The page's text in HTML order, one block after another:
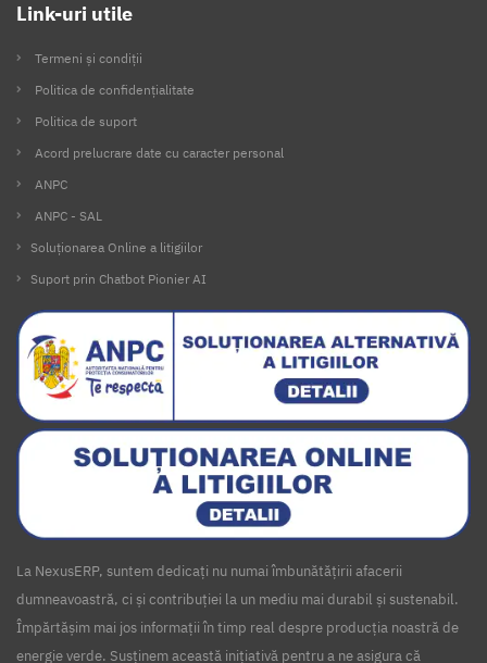
Link-uri utile
Termeni și condiții
Politica de confidențialitate
Politica de suport
Acord prelucrare date cu caracter personal
ANPC
ANPC - SAL
Soluționarea Online a litigiilor
Suport prin Chatbot Pionier AI
La NexusERP, suntem dedicați nu numai îmbunătățirii afacerii
dumneavoastră, ci și contribuției la un mediu mai durabil și sustenabil.
Împărtășim mai jos informații în timp real despre producția noastră de
energie verde. Susținem această inițiativă pentru a ne asigura că